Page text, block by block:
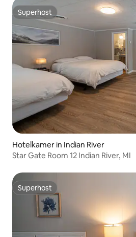
Superhost
Superhost
Hotelkamer in Indian River
Star Gate Room 12 Indian River, MI
Superhost
Superhost